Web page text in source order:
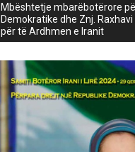
Mbështetje mbarëbotërore
Demokratike dhe Znj.
për të Ardhmen e Iranit